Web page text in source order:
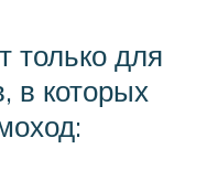
только для
в которых